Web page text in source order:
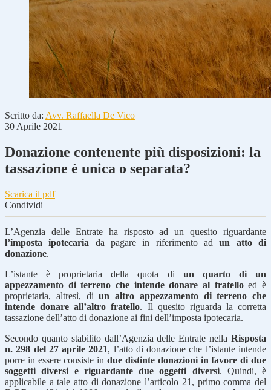
Scritto da: Avv. Raffaella De Vico
30 Aprile 2021
Donazione contenente più disposizioni: la
tassazione è unica o separata?
Scarica il pdf
Condividi
L’Agenzia delle Entrate ha risposto ad un quesito riguardante
l’imposta ipotecaria da pagare in riferimento adun atto di
donazione.
L’istante è proprietaria della quota di un quarto di un
appezzamento di terreno che intende donare al fratelloed è
proprietaria, altresì, diun altro appezzamento di terreno che
intende donare all’altro fratello. Il quesito riguarda la corretta
tassazione dell’atto di donazione ai fini dell’imposta ipotecaria.
Secondo quanto stabilito dall’Agenzia delle Entrate nella Risposta
n. 298 del 27 aprile 2021, l’atto di donazione che l’istante intende
porre in essere consiste indue distinte donazioni in favore di due
soggetti diversi e riguardante due oggetti diversi. Quindi, è
applicabile a tale atto di donazione l’articolo 21, primo comma del